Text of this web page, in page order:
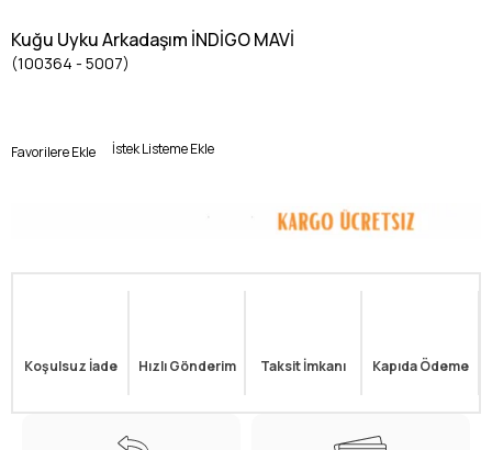
Kuğu Uyku Arkadaşım İNDİGO MAVİ
(100364 - 5007)
Favorilere Ekle İstek Listeme Ekle
Koşulsuz İade Hızlı Gönderim Taksit İmkanı Kapıda Ödeme